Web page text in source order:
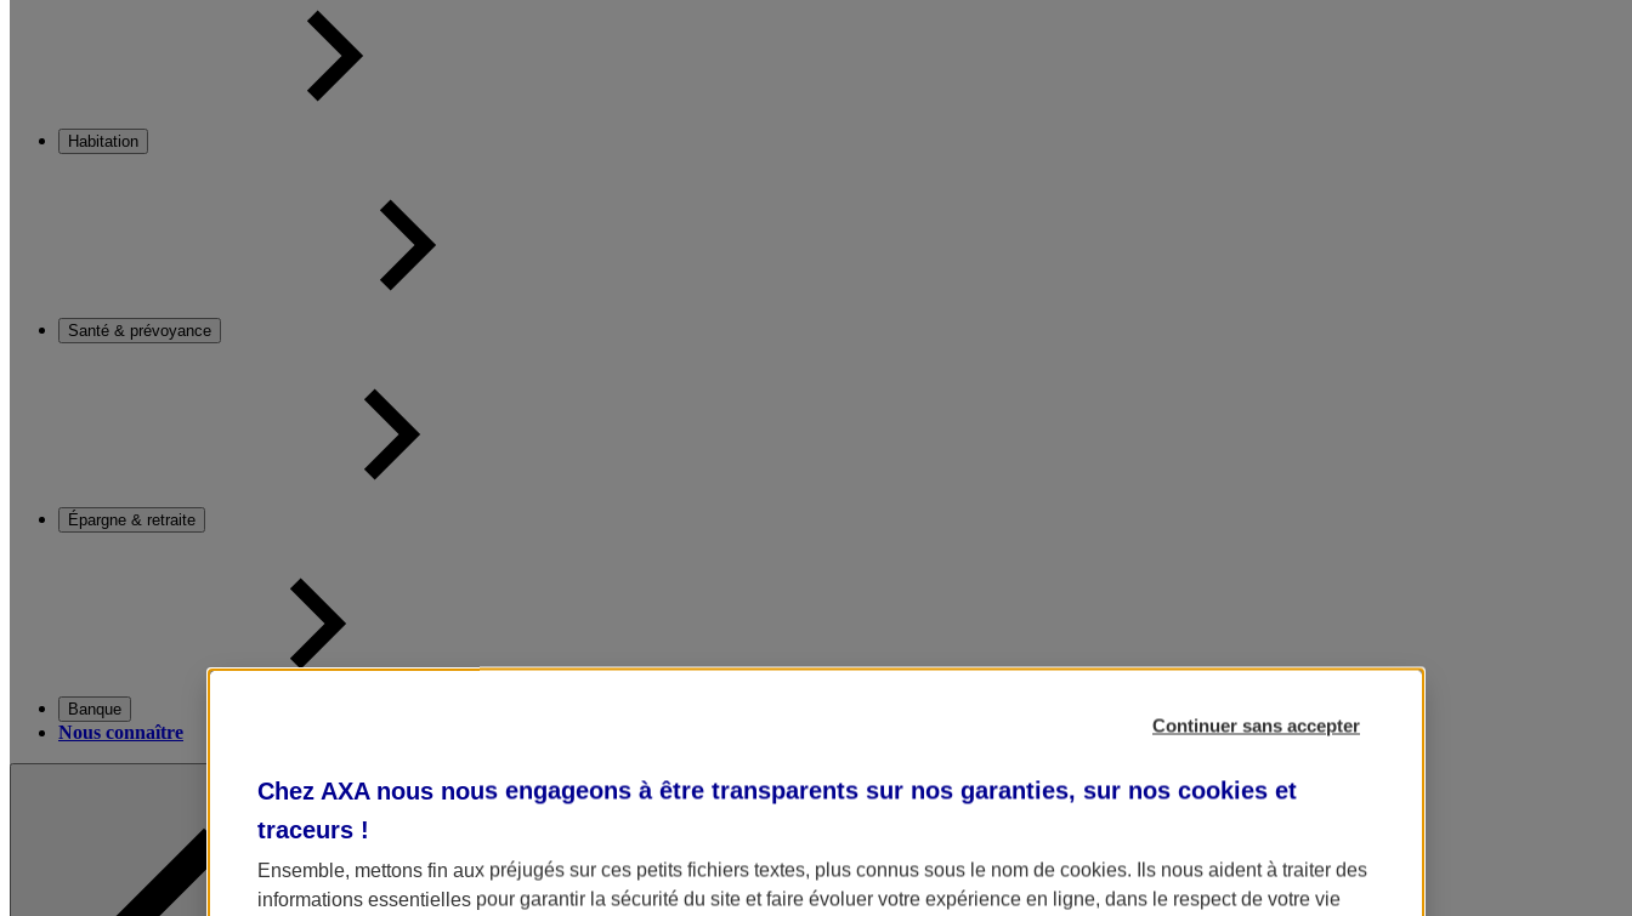
Habitation
Santé & prévoyance
Épargne & retraite
Banque
Nous connaître Continuer sans accepter
Chez AXA nous nous engageons à être transparents sur nos garanties, sur nos cookies et
traceurs !
Ensemble, mettons fin aux préjugés sur ces petits fichiers textes, plus connus sous le nom de cookies. Ils nous aident à traiter des
informations essentielles pour garantir la sécurité du site et faire évoluer votre expérience en ligne, dans le respect de votre vie